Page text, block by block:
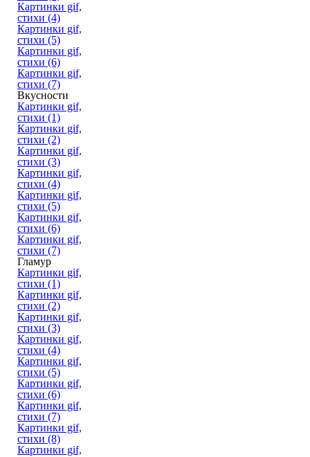
Картинки gif,
стихи (4)
Картинки gif,
стихи (5)
Картинки gif,
стихи (6)
Картинки gif,
стихи (7)
Вкусности
Картинки gif,
стихи (1)
Картинки gif,
стихи (2)
Картинки gif,
стихи (3)
Картинки gif,
стихи (4)
Картинки gif,
стихи (5)
Картинки gif,
стихи (6)
Картинки gif,
стихи (7)
Гламур
Картинки gif,
стихи (1)
Картинки gif,
стихи (2)
Картинки gif,
стихи (3)
Картинки gif,
стихи (4)
Картинки gif,
стихи (5)
Картинки gif,
стихи (6)
Картинки gif,
стихи (7)
Картинки gif,
стихи (8)
Картинки gif,